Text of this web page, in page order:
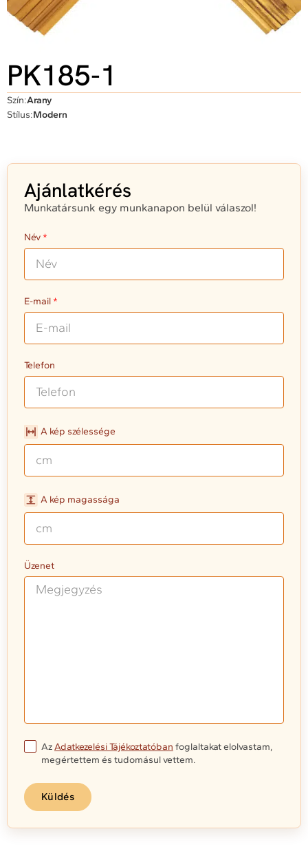
PK185-1
Szín:Arany
Stílus:Modern
Ajánlatkérés
Munkatársunk egy munkanapon belül válaszol!
Név
E-mail
Telefon
A kép szélessége
A kép magassága
Üzenet
AzAdatkezelési Tájékoztatóban foglaltakat elolvastam,
megértettem és tudomásul vettem.
Küldés